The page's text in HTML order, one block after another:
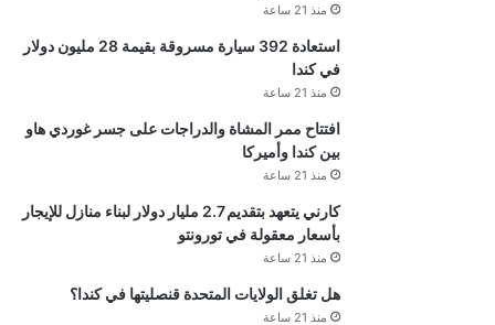
منذ 21 ساعة
استعادة 392 سيارة مسروقة بقيمة 28 مليون دولار
في كندا
منذ 21 ساعة
افتتاح ممر المشاة والدراجات على جسر غوردي هاو
بين كندا وأميركا
منذ 21 ساعة
كارني يتعهد بتقديم 2.7 مليار دولار لبناء منازل للإيجار
بأسعار معقولة في تورونتو
منذ 21 ساعة
هل تغلق الولايات المتحدة قنصليتها في كندا؟
منذ 21 ساعة